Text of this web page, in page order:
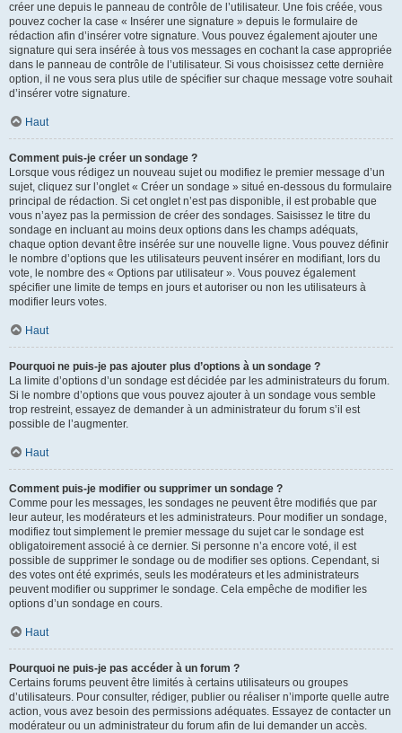
créer une depuis le panneau de contrôle de l’utilisateur. Une fois créée, vous
pouvez cocher la case « Insérer une signature » depuis le formulaire de
rédaction afin d’insérer votre signature. Vous pouvez également ajouter une
signature qui sera insérée à tous vos messages en cochant la case appropriée
dans le panneau de contrôle de l’utilisateur. Si vous choisissez cette dernière
option, il ne vous sera plus utile de spécifier sur chaque message votre souhait
d’insérer votre signature.
Haut
Comment puis-je créer un sondage ?
Lorsque vous rédigez un nouveau sujet ou modifiez le premier message d’un
sujet, cliquez sur l’onglet « Créer un sondage » situé en-dessous du formulaire
principal de rédaction. Si cet onglet n’est pas disponible, il est probable que
vous n’ayez pas la permission de créer des sondages. Saisissez le titre du
sondage en incluant au moins deux options dans les champs adéquats,
chaque option devant être insérée sur une nouvelle ligne. Vous pouvez définir
le nombre d’options que les utilisateurs peuvent insérer en modifiant, lors du
vote, le nombre des « Options par utilisateur ». Vous pouvez également
spécifier une limite de temps en jours et autoriser ou non les utilisateurs à
modifier leurs votes.
Haut
Pourquoi ne puis-je pas ajouter plus d’options à un sondage ?
La limite d’options d’un sondage est décidée par les administrateurs du forum.
Si le nombre d’options que vous pouvez ajouter à un sondage vous semble
trop restreint, essayez de demander à un administrateur du forum s’il est
possible de l’augmenter.
Haut
Comment puis-je modifier ou supprimer un sondage ?
Comme pour les messages, les sondages ne peuvent être modifiés que par
leur auteur, les modérateurs et les administrateurs. Pour modifier un sondage,
modifiez tout simplement le premier message du sujet car le sondage est
obligatoirement associé à ce dernier. Si personne n’a encore voté, il est
possible de supprimer le sondage ou de modifier ses options. Cependant, si
des votes ont été exprimés, seuls les modérateurs et les administrateurs
peuvent modifier ou supprimer le sondage. Cela empêche de modifier les
options d’un sondage en cours.
Haut
Pourquoi ne puis-je pas accéder à un forum ?
Certains forums peuvent être limités à certains utilisateurs ou groupes
d’utilisateurs. Pour consulter, rédiger, publier ou réaliser n’importe quelle autre
action, vous avez besoin des permissions adéquates. Essayez de contacter un
modérateur ou un administrateur du forum afin de lui demander un accès.